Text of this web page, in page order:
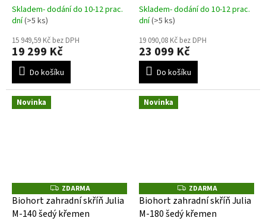
Skladem- dodání do 10-12 prac.
dní(>5 ks)
15 949,59 Kč bez DPH
19 299 Kč
Do košíku
Skladem- dodání do 10-12 prac.
dní(>5 ks)
19 090,08 Kč bez DPH
23 099 Kč
Do košíku
Novinka
Z
D
A
R
ZDARMA
Biohort zahradní skříň Julia
M-140 šedý křemen
Novinka
Z
D
A
R
ZDARMA
Biohort zahradní skříň Julia
M-180 šedý křemen